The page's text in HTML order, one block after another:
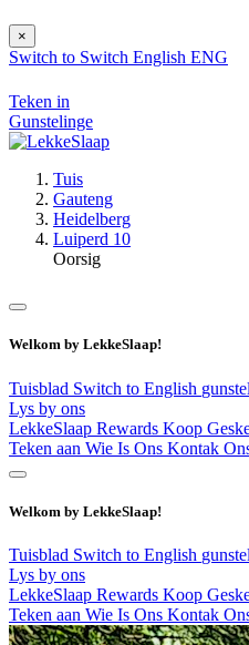
×
Switch to Switch English ENG
Teken in
Gunstelinge
Tuis
Gauteng
Heidelberg
Luiperd 10
Oorsig
Welkom by LekkeSlaap!
Tuisblad Switch to English
Lys by ons
LekkeSlaap Rewards Koop
Teken aan Wie Is Ons Kontak
Welkom by LekkeSlaap!
Tuisblad Switch to English
Lys by ons
LekkeSlaap Rewards Koop
Teken aan Wie Is Ons Kontak